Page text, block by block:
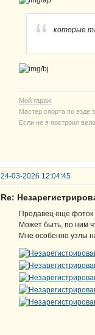
которые
Мой гараж
Мастер спорта по езде
Если не я построил
24-03-2026 12:04:45
Re:
Продавец еще фоток
Может быть, по ним
Мне особенно узлы